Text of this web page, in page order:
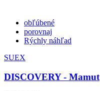
obľúbené
porovnaj
Rýchly náhľad
SUEX
DISCOVERY - Mamut